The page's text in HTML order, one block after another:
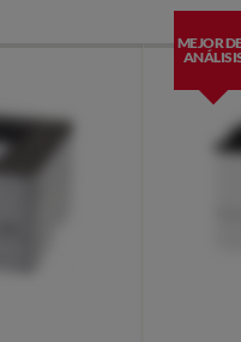
MEJOR